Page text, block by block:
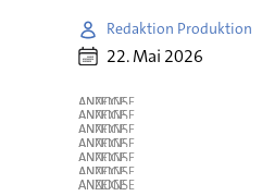
Redaktion Produktion
22. Mai 2026
ANZEIGE
ANZEIGE
ANZEIGE
ANZEIGE
ANZEIGE
ANZEIGE
ANZEIGE